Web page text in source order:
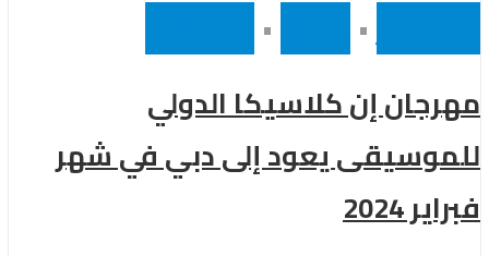
•
•
مهرجان إن كلاسيكا الدولي
للموسيقى يعود إلى دبي في شهر
فبراير 2024